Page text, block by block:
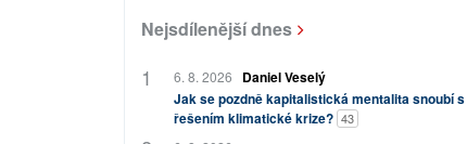
Nejsdílenější dnes
6. 8. 2026
Daniel Veselý
Jak se pozdně kapitalistická mentalita snoubí s
řešením klimatické krize? 43